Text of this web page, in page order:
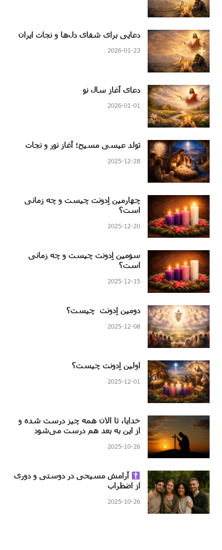
دعایی برای شفای دل‌ها و نجات ایران
2026-01-23
دعای آغاز سال نو
2026-01-01
تولد عیسی مسیح؛ آغاز نور و نجات
2025-12-28
چهارمین اِدونت چیست و چه زمانی
است؟
2025-12-20
سومین اِدونت چیست و چه زمانی
است؟
2025-12-15
دومین اِدونت چیست؟
2025-12-08
اولین اِدونت چیست؟
2025-12-01
خدایا، تا الان همه چیز درست شده و
از این به بعد هم درست می‌شود
2025-10-26
آرامش مسیحی در دوستی و دوری
از اضطراب
2025-10-26